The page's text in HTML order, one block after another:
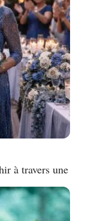
à travers une